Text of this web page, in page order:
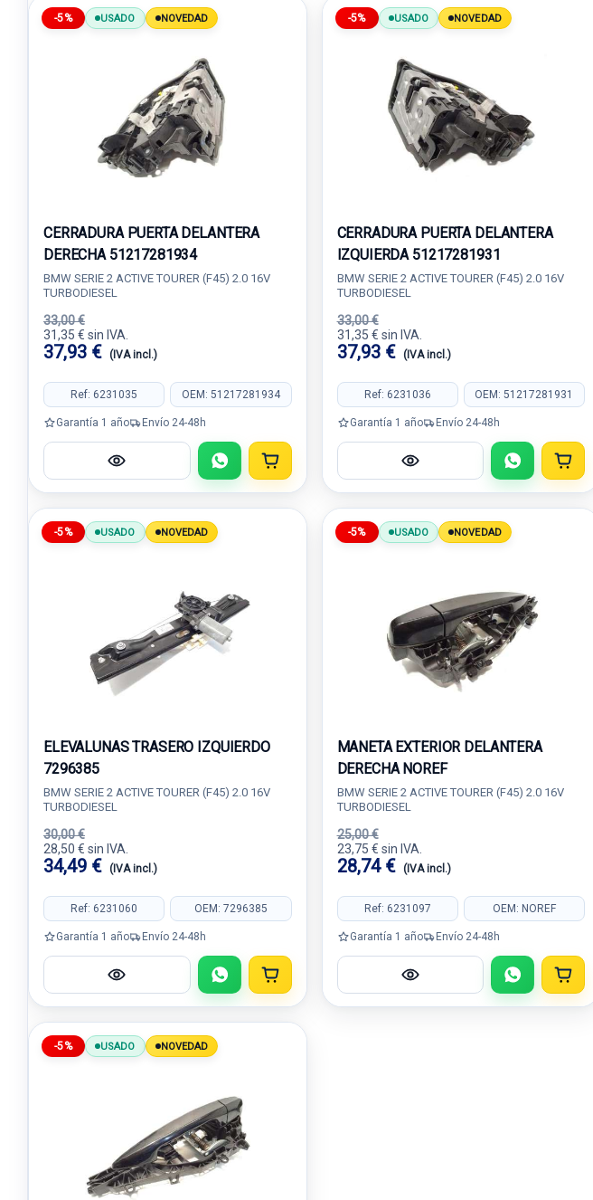
-5% USADO NOVEDAD
CERRADURA PUERTA DELANTERA
DERECHA 51217281934
BMW SERIE 2 ACTIVE TOURER (F45) 2.0 16V
TURBODIESEL
33,00 €
31,35 € sin IVA.
37,93 € (IVA incl.)
Ref: 6231035 OEM: 51217281934
Garantía 1 año Envío 24-48h
-5% USADO NOVEDAD
CERRADURA PUERTA DELANTERA
IZQUIERDA 51217281931
BMW SERIE 2 ACTIVE TOURER (F45) 2.0 16V
TURBODIESEL
33,00 €
31,35 € sin IVA.
37,93 € (IVA incl.)
Ref: 6231036 OEM: 51217281931
Garantía 1 año Envío 24-48h
-5% USADO NOVEDAD
ELEVALUNAS TRASERO IZQUIERDO
7296385
BMW SERIE 2 ACTIVE TOURER (F45) 2.0 16V
TURBODIESEL
30,00 €
28,50 € sin IVA.
34,49 € (IVA incl.)
Ref: 6231060 OEM: 7296385
Garantía 1 año Envío 24-48h
-5% USADO NOVEDAD
MANETA EXTERIOR DELANTERA
DERECHA NOREF
BMW SERIE 2 ACTIVE TOURER (F45) 2.0 16V
TURBODIESEL
25,00 €
23,75 € sin IVA.
28,74 € (IVA incl.)
Ref: 6231097 OEM: NOREF
Garantía 1 año Envío 24-48h
-5% USADO NOVEDAD